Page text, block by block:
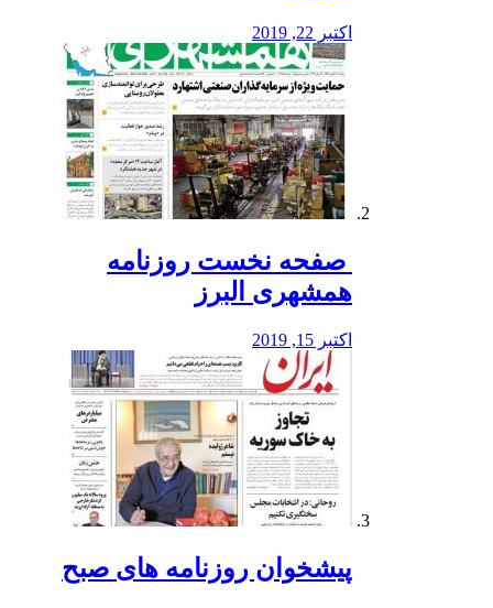
اکتبر 22, 2019
️ صفحه نخست روزنامه‌
همشهری البرز
اکتبر 15, 2019
پیشخوان روزنامه های صبح